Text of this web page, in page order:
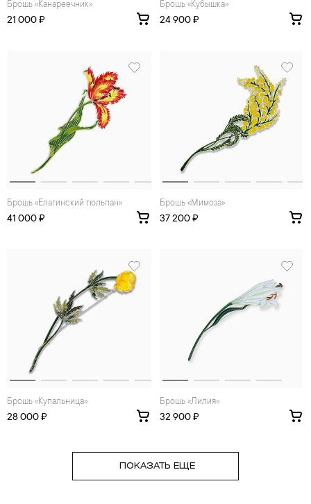
Брошь «Канареечник»
21 000 ₽
Брошь «Кубышка»
24 900 ₽
Брошь «Елагинский тюльпан»
41 000 ₽
Брошь «Мимоза»
37 200 ₽
Брошь «Купальница»
28 000 ₽
Брошь «Лилия»
32 900 ₽
ПОКАЗАТЬ ЕЩЕ